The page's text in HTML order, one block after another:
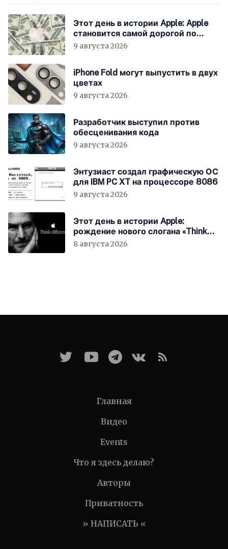
Этот день в истории Apple: Apple
становится самой дорогой по
рыночной капитализации
9 августа 2026
iPhone Fold могут выпустить в двух
цветах
9 августа 2026
Разработчик выступил против
обесценивания кода
9 августа 2026
Энтузиаст создал графическую ОС
для IBM PC XT на процессоре 8086
9 августа 2026
Этот день в истории Apple:
рождение нового слогана «Think
Different»
8 августа 2026
Главная
Видео
Events
Что я здесь делаю?
Авторы
Приватность
» НАПИСАТЬ «